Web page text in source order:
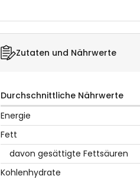
Zutaten und Nährwerte
Durchschnittliche Nährwerte
Energie
Fett
davon gesättigte Fettsäuren
Kohlenhydrate